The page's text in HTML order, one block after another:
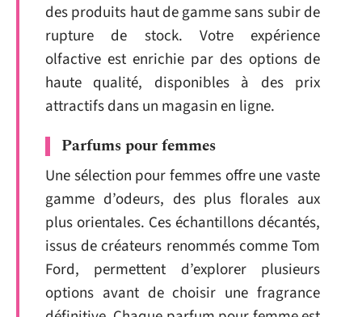
des produits haut de gamme sans subir de
rupture de stock. Votre expérience
olfactive est enrichie par des options de
haute qualité, disponibles à des prix
attractifs dans un magasin en ligne.
Parfums pour femmes
Une sélection pour femmes offre une vaste
gamme d’odeurs, des plus florales aux
plus orientales. Ces échantillons décantés,
issus de créateurs renommés comme Tom
Ford, permettent d’explorer plusieurs
options avant de choisir une fragrance